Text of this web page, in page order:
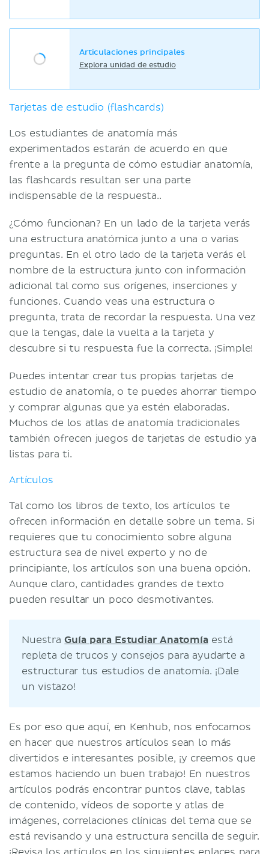
Articulaciones principales
Explora unidad de estudio
Tarjetas de estudio (flashcards)
Los estudiantes de anatomía más
experimentados estarán de acuerdo en que
frente a la pregunta de cómo estudiar anatomía,
las flashcards resultan ser una parte
indispensable de la respuesta..
¿Cómo funcionan? En un lado de la tarjeta verás
una estructura anatómica junto a una o varias
preguntas. En el otro lado de la tarjeta verás el
nombre de la estructura junto con información
adicional tal como sus orígenes, inserciones y
funciones. Cuando veas una estructura o
pregunta, trata de recordar la respuesta. Una vez
que la tengas, dale la vuelta a la tarjeta y
descubre si tu respuesta fue la correcta. ¡Simple!
Puedes intentar crear tus propias tarjetas de
estudio de anatomía, o te puedes ahorrar tiempo
y comprar algunas que ya estén elaboradas.
Muchos de los atlas de anatomía tradicionales
también ofrecen juegos de tarjetas de estudio ya
listas para ti.
Artículos
Tal como los libros de texto, los artículos te
ofrecen información en detalle sobre un tema. Si
requieres que tu conocimiento sobre alguna
estructura sea de nivel experto y no de
principiante, los artículos son una buena opción.
Aunque claro, cantidades grandes de texto
pueden resultar un poco desmotivantes.
NuestraGuía para Estudiar Anatomía está
repleta de trucos y consejos para ayudarte a
estructurar tus estudios de anatomía. ¡Dale
un vistazo!
Es por eso que aquí, en Kenhub, nos enfocamos
en hacer que nuestros artículos sean lo más
divertidos e interesantes posible, ¡y creemos que
estamos haciendo un buen trabajo! En nuestros
artículos podrás encontrar puntos clave, tablas
de contenido, vídeos de soporte y atlas de
imágenes, correlaciones clínicas del tema que se
está revisando y una estructura sencilla de seguir.